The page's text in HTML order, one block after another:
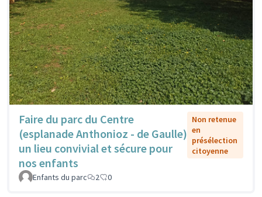
Faire du parc du Centre
(esplanade Anthonioz - de Gaulle)
un lieu convivial et sécure pour
nos enfants
Non retenue
en
présélection
citoyenne
Enfants du parc 2 0